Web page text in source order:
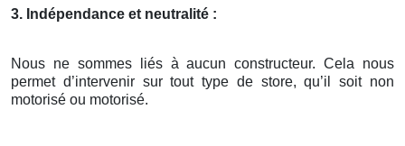
3. Indépendance et neutralité :
Nous ne sommes liés à aucun constructeur. Cela nous
permet d’intervenir sur tout type de store, qu’il soit non
motorisé ou motorisé.